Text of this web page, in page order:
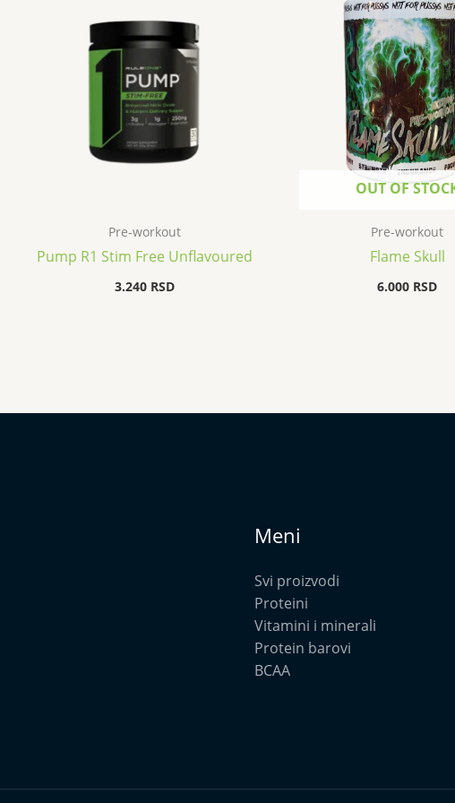
Pre-workout
Pump R1 Stim Free Unflavoured
3.240 RSD
OUT OF
Pre-workout
Flame Skull
6.000 RSD
Meni
Svi proizvodi
Proteini
Vitamini i minerali
Protein barovi
BCAA